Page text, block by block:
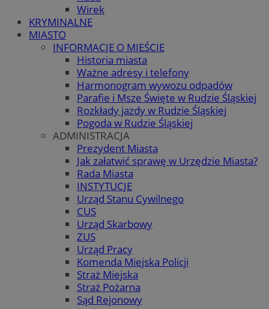
Wirek
KRYMINALNE
MIASTO
INFORMACJE O MIEŚCIE
Historia miasta
Ważne adresy i telefony
Harmonogram wywozu odpadów
Parafie i Msze Święte w Rudzie Śląskiej
Rozkłady jazdy w Rudzie Śląskiej
Pogoda w Rudzie Śląskiej
ADMINISTRACJA
Prezydent Miasta
Jak załatwić sprawę w Urzędzie Miasta?
Rada Miasta
INSTYTUCJE
Urząd Stanu Cywilnego
CUS
Urząd Skarbowy
ZUS
Urząd Pracy
Komenda Miejska Policji
Straż Miejska
Straż Pożarna
Sąd Rejonowy